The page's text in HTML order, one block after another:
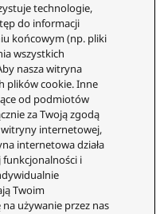
technologie,
do informacji
końcowym (np. pliki
wszystkich
nasza witryna
plików cookie. Inne
od podmiotów
za Twoją zgodą
internetowej,
internetowa działa
funkcjonalności i
Twoim
używanie przez nas